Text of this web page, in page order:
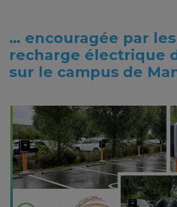
… encouragée par
recharge électrique
sur le campus de